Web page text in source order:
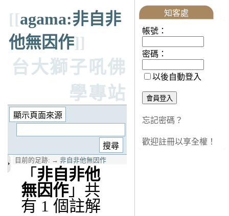
[[agama:非自非
他無因作]]
台大獅子吼佛
學專站
目前的足跡: → 非自非他無因作
「 非自非他
無因作」共
有 1 個註解
知客處
帳號：
密碼：
以後自動登入
忘記密碼？
歡迎註冊以享全權！